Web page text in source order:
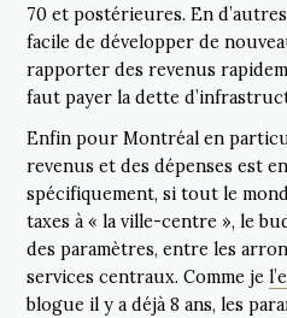
70 et postérieures. En
facile de développer de
rapporter des revenus
faut payer la dette
Enfin pour Montréal en
revenus et des dépenses est
spécifiquement, si tout le
taxes à « la ville-centre », le
des paramètres, entre les
services centraux. Comme je
blogue il y a déjà 8 ans, les